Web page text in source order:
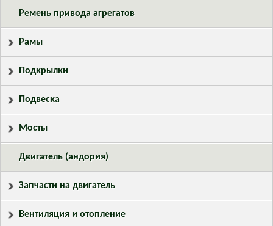
Ремень привода агрегатов
Рамы
Подкрылки
Подвеска
Мосты
Двигатель (андория)
Запчасти на двигатель
Вентиляция и отопление